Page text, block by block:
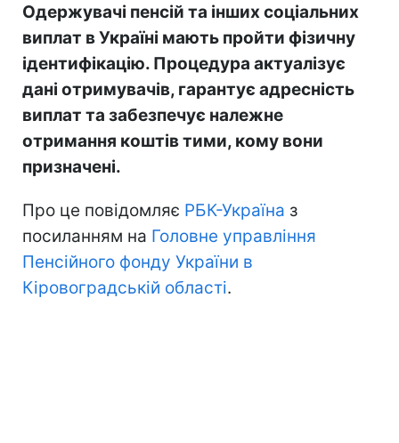
Одержувачі пенсій та інших соціальних
виплат в Україні мають пройти фізичну
ідентифікацію. Процедура актуалізує
дані отримувачів, гарантує адресність
виплат та забезпечує належне
отримання коштів тими, кому вони
призначені.
Про це повідомляє РБК-Україна з
посиланням на Головне управління
Пенсійного фонду України в
Кіровоградській області.